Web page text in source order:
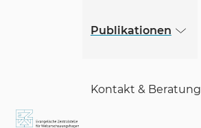
Publikationen
Kontakt & Beratung